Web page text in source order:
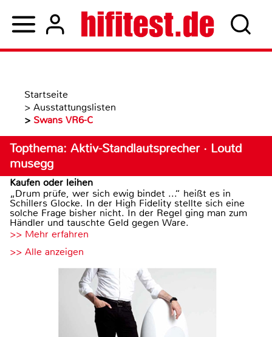
Startseite
> Ausstattungslisten
> Swans VR6-C
Topthema: Aktiv-Standlautsprecher · Loutd
musegg
Kaufen oder leihen
„Drum prüfe, wer sich ewig bindet ...“ heißt es in
Schillers Glocke. In der High Fidelity stellte sich eine
solche Frage bisher nicht. In der Regel ging man zum
Händler und tauschte Geld gegen Ware.
>> Mehr erfahren
>> Alle anzeigen